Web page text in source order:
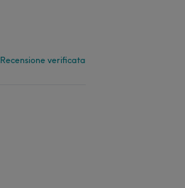
Recensione verificata